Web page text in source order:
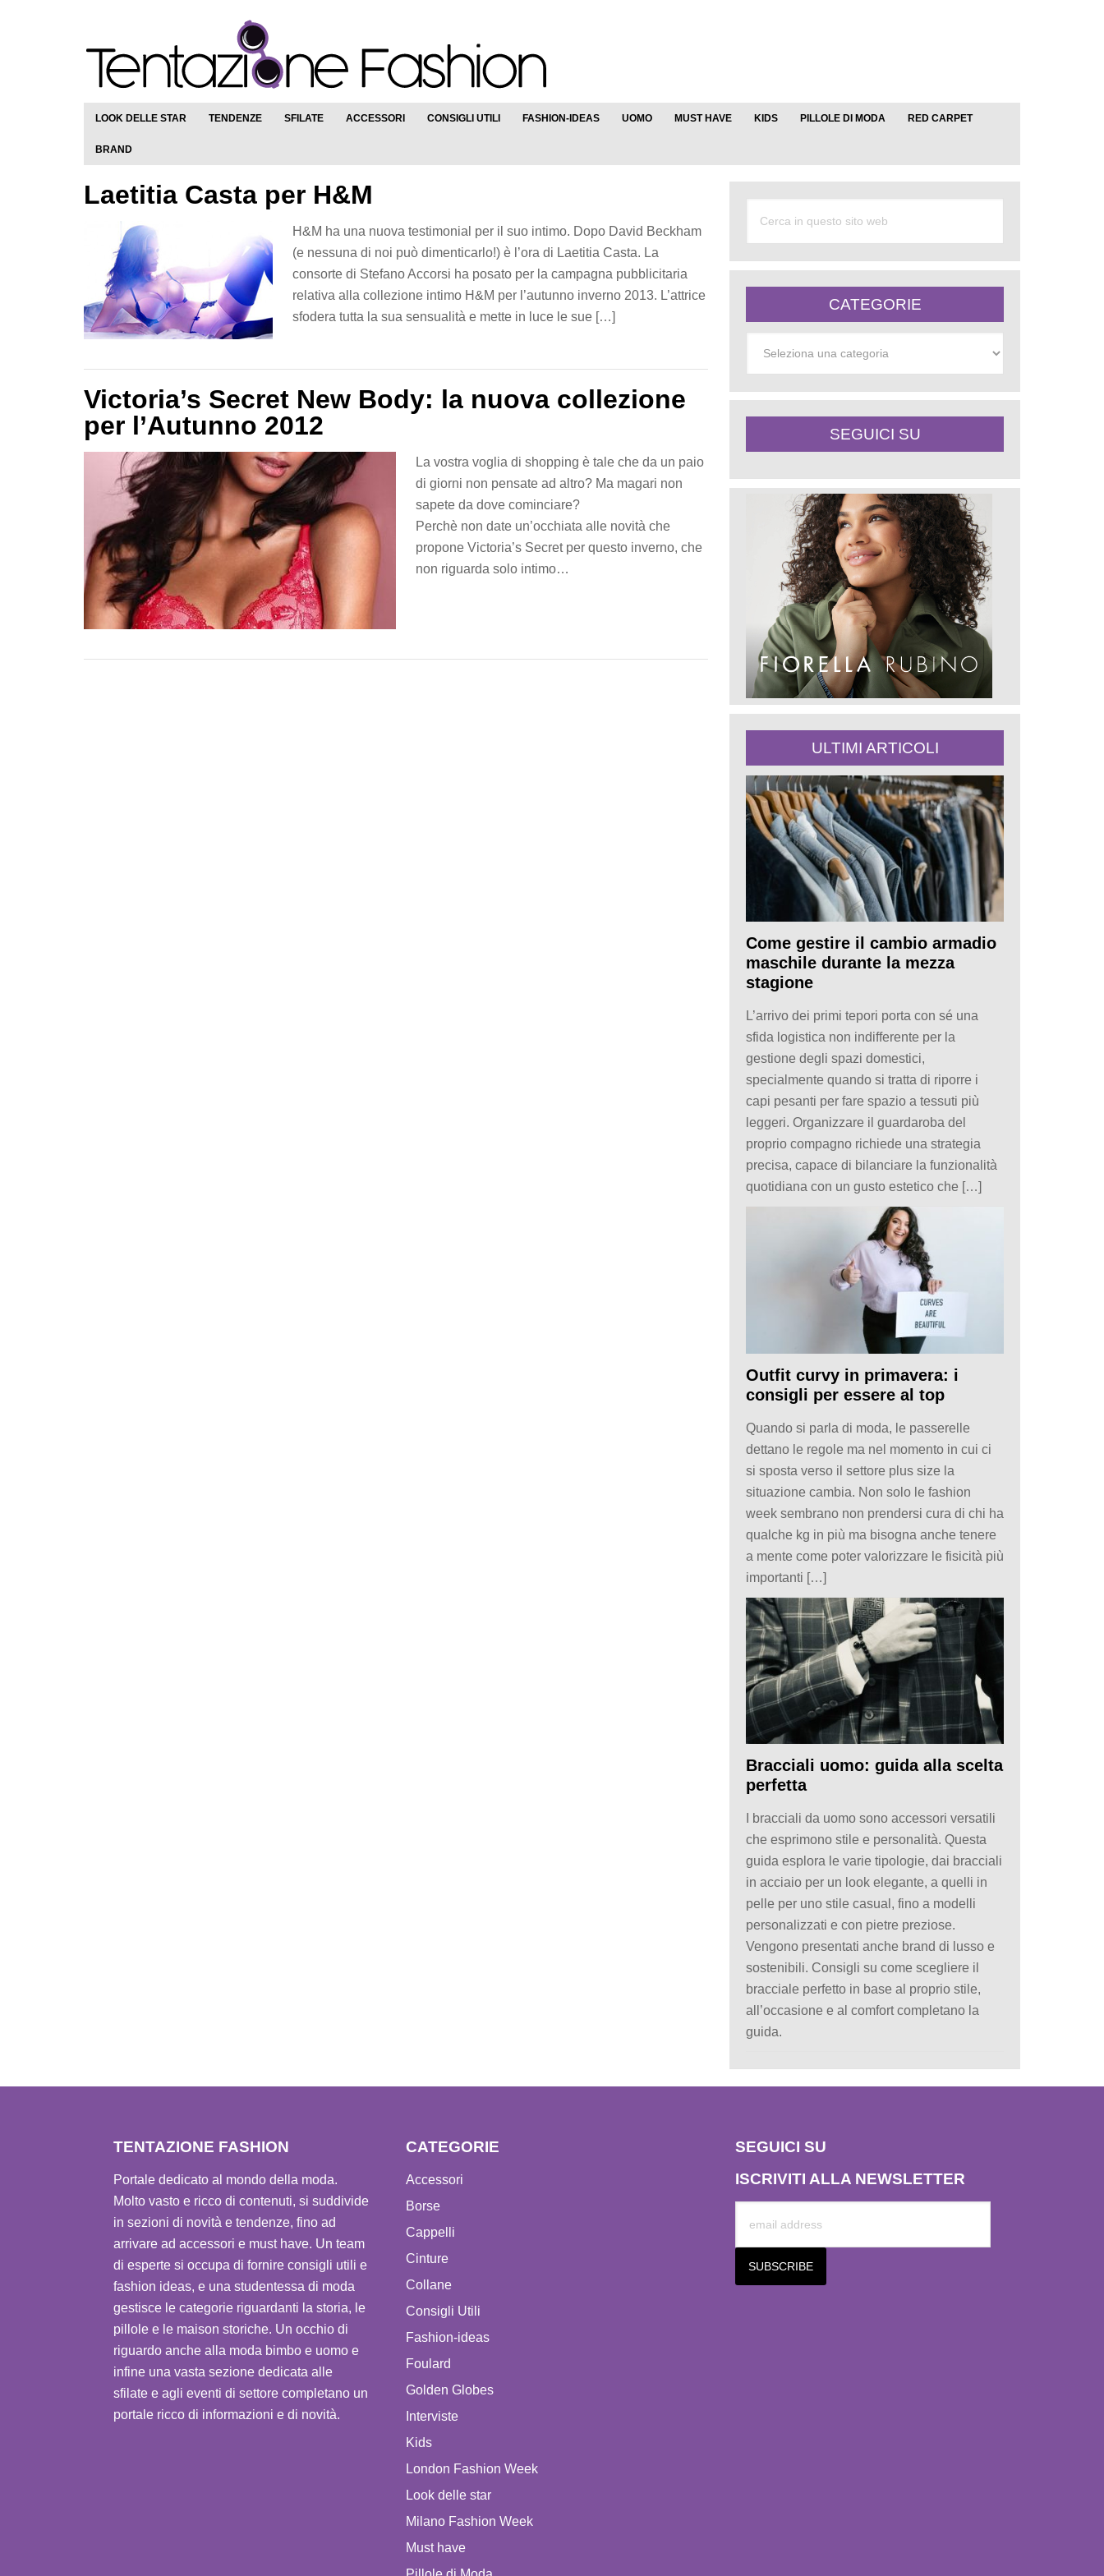
LOOK DELLE STAR TENDENZE SFILATE ACCESSORI CONSIGLI UTILI FASHION-IDEAS UOMO MUST HAVE KIDS PILLOLE DI MODA RED CARPET
BRAND
Laetitia Casta per H&M
H&M ha una nuova testimonial per il suo intimo. Dopo David Beckham
(e nessuna di noi può dimenticarlo!) è l’ora di Laetitia Casta. La
consorte di Stefano Accorsi ha posato per la campagna pubblicitaria
relativa alla collezione intimo H&M per l’autunno inverno 2013. L’attrice
sfodera tutta la sua sensualità e mette in luce le sue […]
Victoria’s Secret New Body: la nuova collezione
per l’Autunno 2012
La vostra voglia di shopping è tale che da un paio
di giorni non pensate ad altro? Ma magari non
sapete da dove cominciare?
Perchè non date un’occhiata alle novità che
propone Victoria’s Secret per questo inverno, che
non riguarda solo intimo…
CATEGORIE
SEGUICI SU
ULTIMI ARTICOLI
Come gestire il cambio armadio
maschile durante la mezza
stagione
L’arrivo dei primi tepori porta con sé una
sfida logistica non indifferente per la
gestione degli spazi domestici,
specialmente quando si tratta di riporre i
capi pesanti per fare spazio a tessuti più
leggeri. Organizzare il guardaroba del
proprio compagno richiede una strategia
precisa, capace di bilanciare la funzionalità
quotidiana con un gusto estetico che […]
Outfit curvy in primavera: i
consigli per essere al top
Quando si parla di moda, le passerelle
dettano le regole ma nel momento in cui ci
si sposta verso il settore plus size la
situazione cambia. Non solo le fashion
week sembrano non prendersi cura di chi ha
qualche kg in più ma bisogna anche tenere
a mente come poter valorizzare le fisicità più
importanti […]
Bracciali uomo: guida alla scelta
perfetta
I bracciali da uomo sono accessori versatili
che esprimono stile e personalità. Questa
guida esplora le varie tipologie, dai bracciali
in acciaio per un look elegante, a quelli in
pelle per uno stile casual, fino a modelli
personalizzati e con pietre preziose.
Vengono presentati anche brand di lusso e
sostenibili. Consigli su come scegliere il
bracciale perfetto in base al proprio stile,
all’occasione e al comfort completano la
guida.
TENTAZIONE FASHION
Portale dedicato al mondo della moda.
Molto vasto e ricco di contenuti, si suddivide
in sezioni di novità e tendenze, fino ad
arrivare ad accessori e must have. Un team
di esperte si occupa di fornire consigli utili e
fashion ideas, e una studentessa di moda
gestisce le categorie riguardanti la storia, le
pillole e le maison storiche. Un occhio di
riguardo anche alla moda bimbo e uomo e
infine una vasta sezione dedicata alle
sfilate e agli eventi di settore completano un
portale ricco di informazioni e di novità.
CATEGORIE
Accessori
Borse
Cappelli
Cinture
Collane
Consigli Utili
Fashion-ideas
Foulard
Golden Globes
Interviste
Kids
London Fashion Week
Look delle star
Milano Fashion Week
Must have
SEGUICI SU
ISCRIVITI ALLA NEWSLETTER